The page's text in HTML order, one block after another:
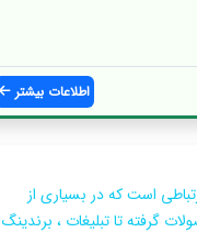
اطلاعات بیشتر
است که در بسیاری از
گرفته تا تبلیغات ، برندینگ